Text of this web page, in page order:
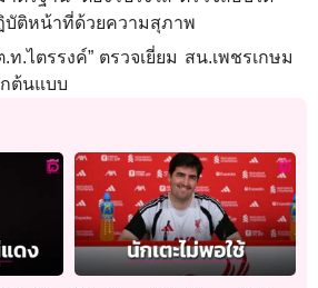
บัติหน้าที่ด้วยความสุภาพ
.ไตรรงค์” ตรวจเยี่ยม สน.เพชรเกษม
ต้นแบบ